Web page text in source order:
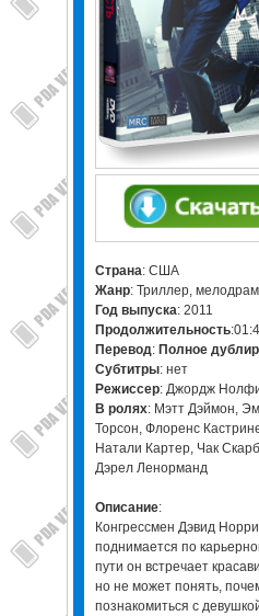
Страна: США
Жанр: Триллер,
Год выпуска: 2011
Продолжительность
Перевод: Полное
Cубтитры: нет
Режиссер: Джордж
В ролях: Мэтт Дэймон,
Торсон, Флоренс
Натали Картер, Чак
Дэрел Ленорманд
Описание:
Конгрессмен Дэвид
поднимается по
пути он встречает
но не может понять,
познакомиться с